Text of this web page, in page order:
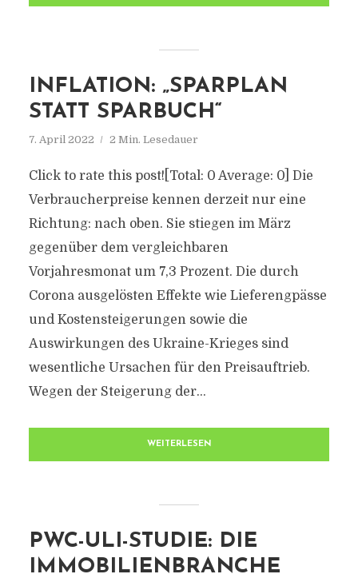
INFLATION: „SPARPLAN
STATT SPARBUCH“
7. April 2022 2 Min. Lesedauer
Click to rate this post![Total: 0 Average: 0] Die
Verbraucherpreise kennen derzeit nur eine
Richtung: nach oben. Sie stiegen im März
gegenüber dem vergleichbaren
Vorjahresmonat um 7,3 Prozent. Die durch
Corona ausgelösten Effekte wie Lieferengpässe
und Kostensteigerungen sowie die
Auswirkungen des Ukraine-Krieges sind
wesentliche Ursachen für den Preisauftrieb.
Wegen der Steigerung der...
WEITERLESEN
PWC-ULI-STUDIE: DIE
IMMOBILIENBRANCHE